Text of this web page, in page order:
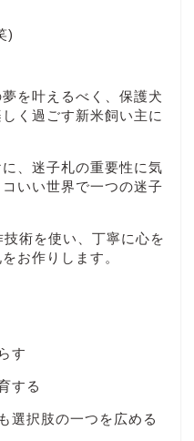
)
を叶えるべく、保護犬
く過ごす新米飼い主に
、迷子札の重要性に気
いい世界で一つの迷子
術を使い、丁寧に心を
お作りします。
す
する
選択肢の一つを広める